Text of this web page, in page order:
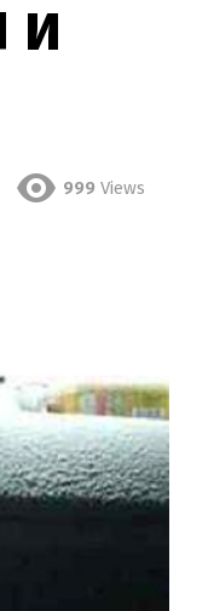
и
999 Views